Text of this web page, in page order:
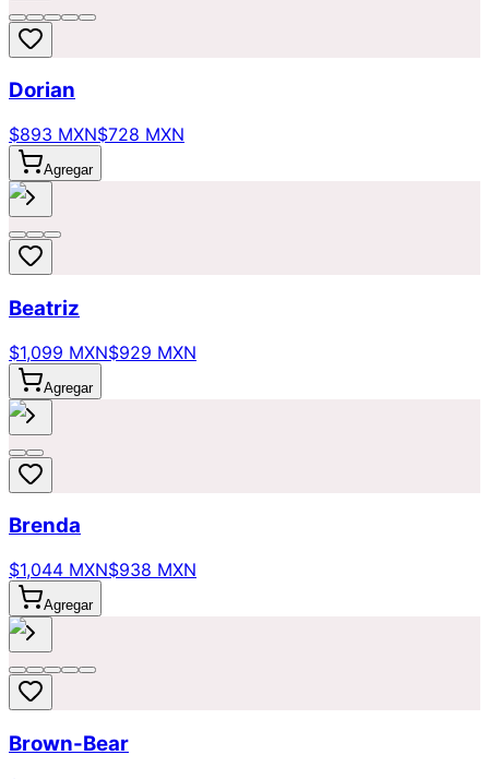
Dorian
$893 MXN$728 MXN
Agregar
Beatriz
$1,099 MXN$929 MXN
Agregar
Brenda
$1,044 MXN$938 MXN
Agregar
Brown-Bear